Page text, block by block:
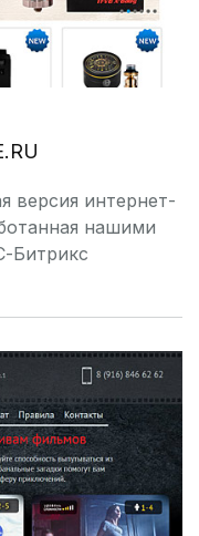
версия интернет-
нашими
Битрикс